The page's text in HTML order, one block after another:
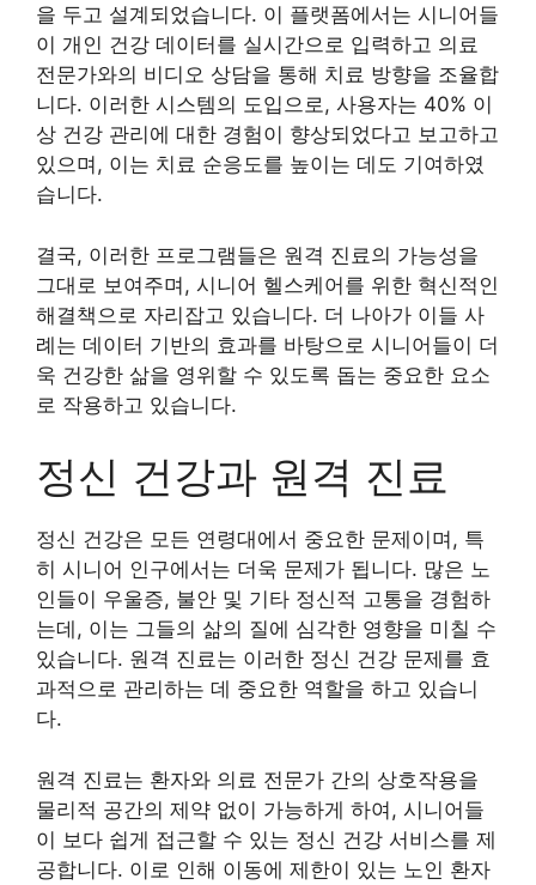
을 두고 설계되었습니다. 이 플랫폼에서는 시니어들
이 개인 건강 데이터를 실시간으로 입력하고 의료
전문가와의 비디오 상담을 통해 치료 방향을 조율합
니다. 이러한 시스템의 도입으로, 사용자는 40% 이
상 건강 관리에 대한 경험이 향상되었다고 보고하고
있으며, 이는 치료 순응도를 높이는 데도 기여하였
습니다.
결국, 이러한 프로그램들은 원격 진료의 가능성을
그대로 보여주며, 시니어 헬스케어를 위한 혁신적인
해결책으로 자리잡고 있습니다. 더 나아가 이들 사
례는 데이터 기반의 효과를 바탕으로 시니어들이 더
욱 건강한 삶을 영위할 수 있도록 돕는 중요한 요소
로 작용하고 있습니다.
정신 건강과 원격 진료
정신 건강은 모든 연령대에서 중요한 문제이며, 특
히 시니어 인구에서는 더욱 문제가 됩니다. 많은 노
인들이 우울증, 불안 및 기타 정신적 고통을 경험하
는데, 이는 그들의 삶의 질에 심각한 영향을 미칠 수
있습니다. 원격 진료는 이러한 정신 건강 문제를 효
과적으로 관리하는 데 중요한 역할을 하고 있습니
다.
원격 진료는 환자와 의료 전문가 간의 상호작용을
물리적 공간의 제약 없이 가능하게 하여, 시니어들
이 보다 쉽게 접근할 수 있는 정신 건강 서비스를 제
공합니다. 이로 인해 이동에 제한이 있는 노인 환자